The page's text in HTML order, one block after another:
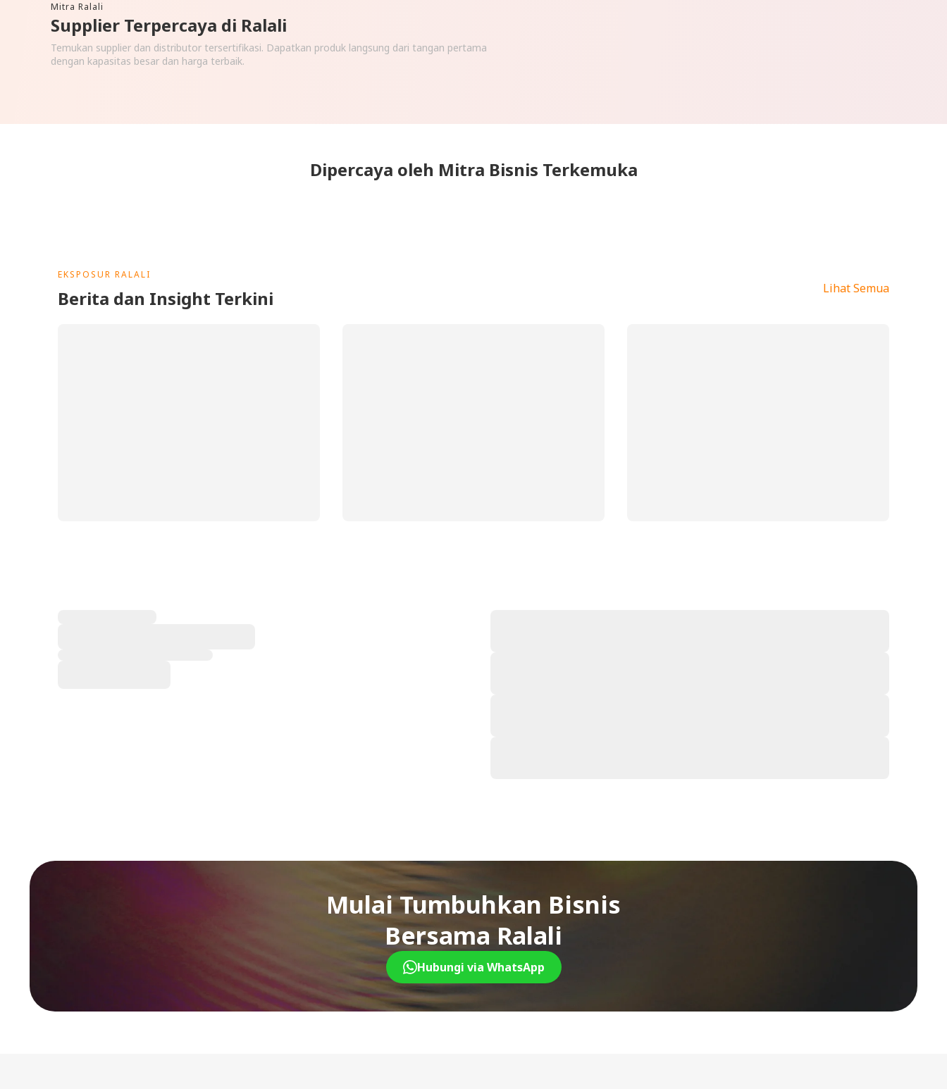
Mitra Ralali
Supplier Terpercaya di Ralali
Temukan supplier dan distributor tersertifikasi. Dapatkan produk langsung dari tangan pertama
dengan kapasitas besar dan harga terbaik.
Dipercaya oleh Mitra Bisnis Terkemuka
EKSPOSUR RALALI
Berita dan Insight Terkini Lihat Semua
Mulai Tumbuhkan Bisnis
Bersama Ralali
Hubungi via WhatsApp